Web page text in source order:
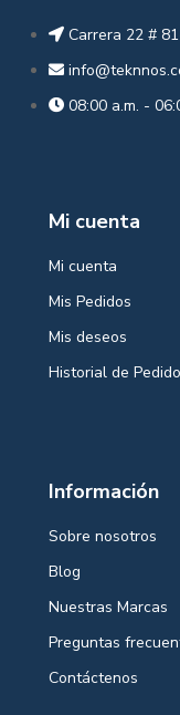
Carrera 22 #
08:00 a.m. -
Mi cuenta
Mi cuenta
Mis Pedidos
Mis deseos
Historial de
Información
Sobre nosotros
Blog
Nuestras Marcas
Preguntas
Contáctenos